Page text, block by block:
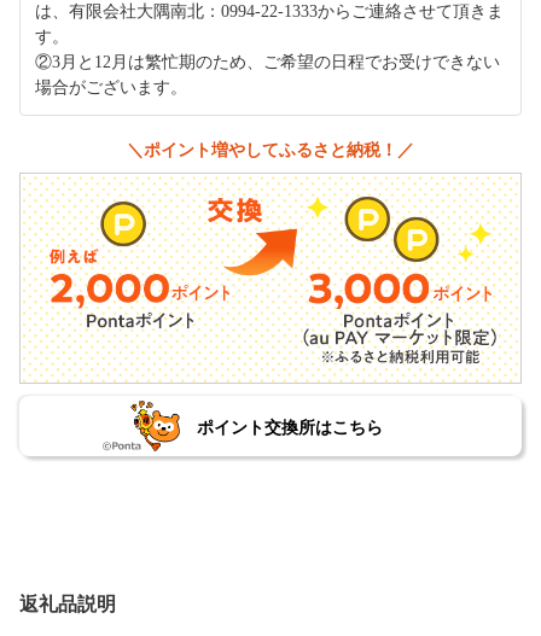
は、有限会社大隅南北：0994-22-1333からご連絡させて頂きま
す。
②3月と12月は繁忙期のため、ご希望の日程でお受けできない
場合がございます。
＼ポイント増やしてふるさと納税！／
ポイント交換所はこちら
返礼品説明